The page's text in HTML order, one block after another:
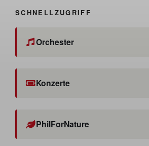
SCHNELLZUGRIFF
Orchester
Konzerte
PhilForNature